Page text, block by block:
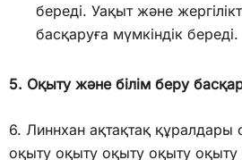
береді. Уақыт және
басқаруға мүмкіндік береді.
5. Оқыту және білім беру
6. Линнхан ақтақтақ құралдары
оқыту оқыту оқыту оқыту